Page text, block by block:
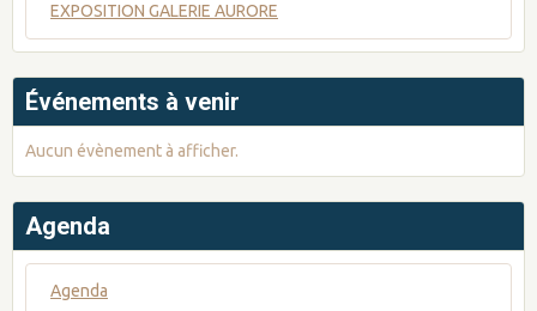
EXPOSITION GALERIE AURORE
Événements à venir
Aucun évènement à afficher.
Agenda
Agenda